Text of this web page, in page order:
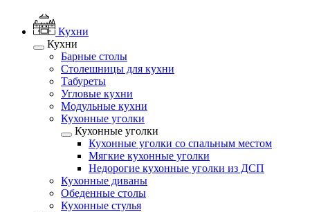
Кухни
Кухни
Барные столы
Столешницы для кухни
Табуреты
Угловые кухни
Модульные кухни
Кухонные уголки
Кухонные уголки
Кухонные уголки со спальным местом
Мягкие кухонные уголки
Недорогие кухонные уголки из ДСП
Кухонные диваны
Обеденные столы
Кухонные стулья